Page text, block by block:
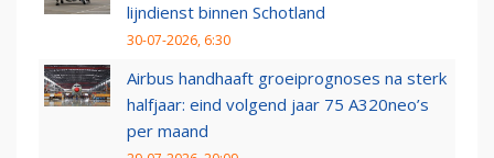
lijndienst binnen Schotland
30-07-2026, 6:30
Airbus handhaaft groeiprognoses na sterk
halfjaar: eind volgend jaar 75 A320neo’s
per maand